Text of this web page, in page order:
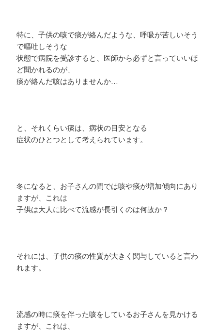
特に、子供の咳で痰が絡んだような、呼吸が苦しいそう
で嘔吐しそうな
状態で病院を受診すると、医師から必ずと言っていいほ
ど聞かれるのが、
痰が絡んだ咳はありませんか…
と、それくらい痰は、病状の目安となる
症状のひとつとして考えられています。
冬になると、お子さんの間では咳や痰が増加傾向にあり
ますが、これは
子供は大人に比べて流感が長引くのは何故か？
それには、子供の痰の性質が大きく関与していると言わ
れます。
流感の時に痰を伴った咳をしているお子さんを見かける
ますが、これは、